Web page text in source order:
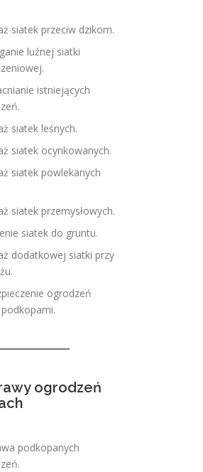
siatek przeciw dzikom.
luźnej siatki
istniejących
siatek leśnych.
siatek ocynkowanych.
siatek powlekanych
siatek przemysłowych.
siatek do gruntu.
dodatkowej siatki przy
ogrodzeń
ogrodzeń
podkopanych